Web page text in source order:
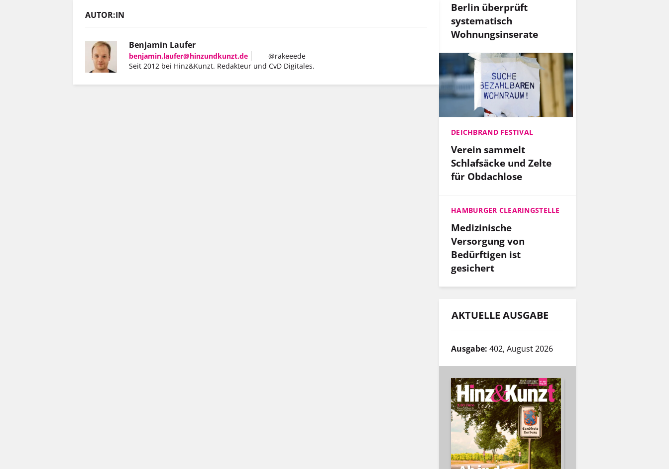
AUTOR:IN
Benjamin Laufer
benjamin.laufer@hinzundkunzt.de
@rakeeede
Seit 2012 bei Hinz&Kunzt. Redakteur und CvD Digitales.
Berlin überprüft
systematisch
Wohnungsinserate
DEICHBRAND FESTIVAL
Verein sammelt
Schlafsäcke und Zelte
für Obdachlose
HAMBURGER CLEARINGSTELLE
Medizinische
Versorgung von
Bedürftigen ist
gesichert
AKTUELLE AUSGABE
Ausgabe: 402, August 2026